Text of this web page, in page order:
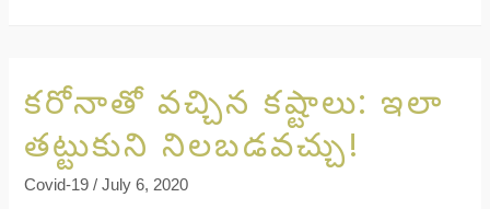
కరోనాతో వచ్చిన కష్టాలు: ఇలా
తట్టుకుని నిలబడవచ్చు!
Covid-19 /July 6, 2020